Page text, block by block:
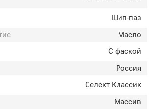
Шип-паз
Масло
С фаской
Россия
Селект Классик
Массив